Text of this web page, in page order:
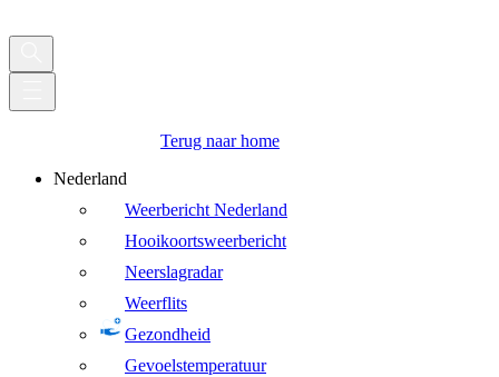
Terug naar home
Nederland
Weerbericht Nederland
Hooikoortsweerbericht
Neerslagradar
Weerflits
Gezondheid
Gevoelstemperatuur